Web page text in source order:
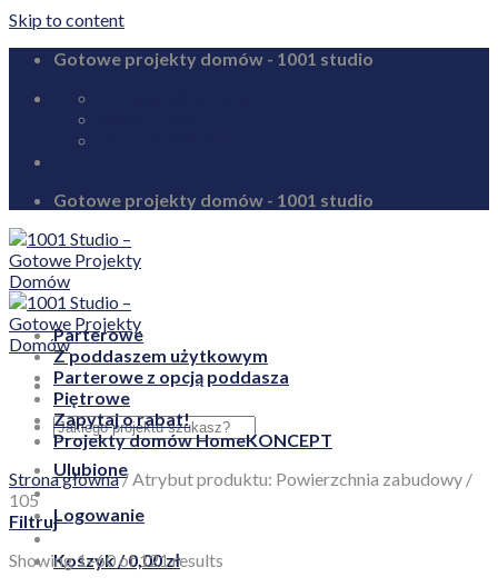
Skip to content
Gotowe projekty domów - 1001 studio
Gotowe projekty domów - 1001 studio
Ulubione
Logowanie
Koszyk /0,00zł
Parterowe
Z poddaszem użytkowym
Parterowe z opcją poddasza
Piętrowe
Zapytaj o rabat!
Projekty domów HomeKONCEPT
Strona główna/Atrybut produktu: Powierzchnia zabudowy /
105
Filtruj
Showing 1–60 of 121 results